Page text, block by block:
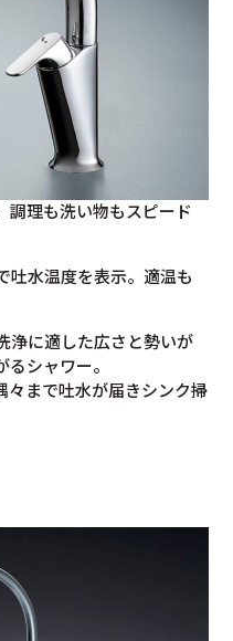
調理も洗い物もスピード
吐水温度を表示。適温も
浄に適した広さと勢いが
シャワー。
々まで吐水が届きシンク掃